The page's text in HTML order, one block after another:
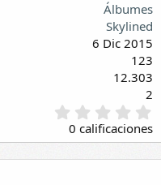
Álbumes
Skylined
6 Dic 2015
123
12.303
2
,
0
0
0 calificaciones